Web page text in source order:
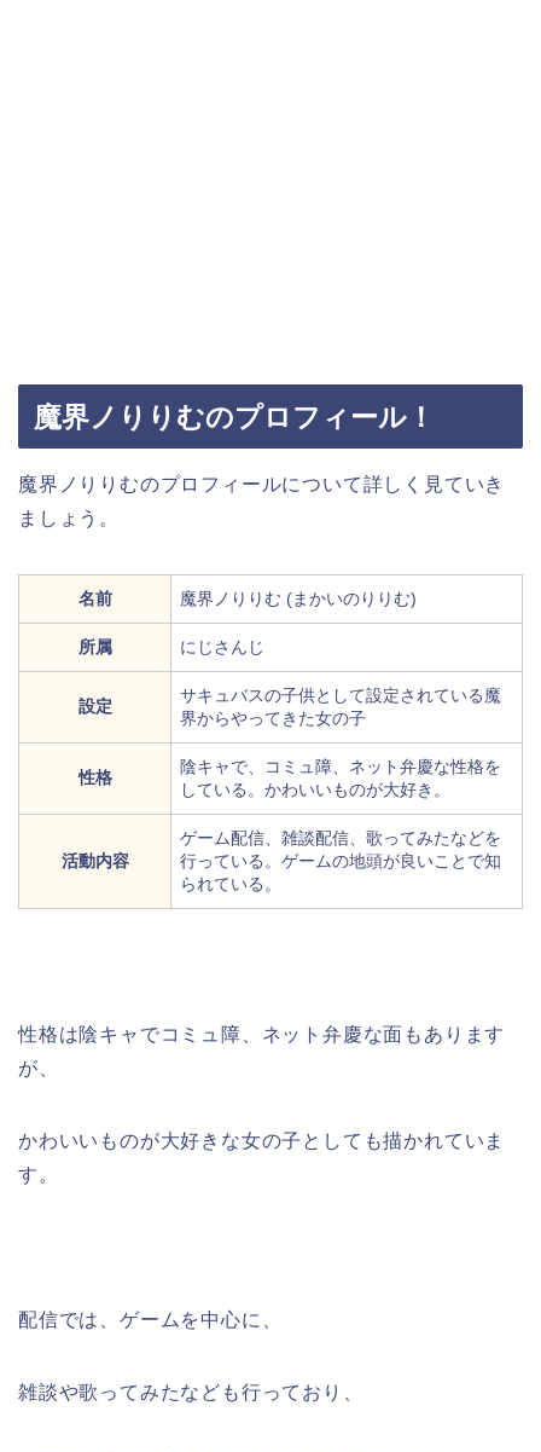
魔界ノりりむのプロフィール！
魔界ノりりむのプロフィールについて詳しく見ていき
ましょう。
名前 魔界ノりりむ (まかいのりりむ)
所属 にじさんじ
設定
サキュバスの子供として設定されている魔
界からやってきた女の子
性格
陰キャで、コミュ障、ネット弁慶な性格を
している。かわいいものが大好き。
活動内容
ゲーム配信、雑談配信、歌ってみたなどを
行っている。ゲームの地頭が良いことで知
られている。
性格は陰キャでコミュ障、ネット弁慶な面もあります
が、
かわいいものが大好きな女の子としても描かれていま
す。
配信では、ゲームを中心に、
雑談や歌ってみたなども行っており、